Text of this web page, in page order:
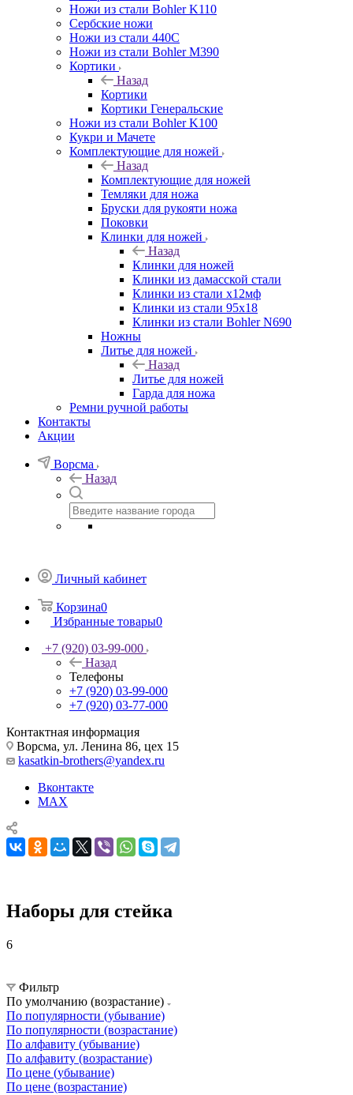
Ножи из стали Bohler K110
Сербские ножи
Ножи из стали 440С
Ножи из стали Bohler M390
Кортики
Назад
Кортики
Кортики Генеральские
Ножи из стали Bohler K100
Кукри и Мачете
Комплектующие для ножей
Назад
Комплектующие для ножей
Темляки для ножа
Бруски для рукояти ножа
Поковки
Клинки для ножей
Назад
Клинки для ножей
Клинки из дамасской стали
Клинки из стали х12мф
Клинки из стали 95х18
Клинки из стали Bohler N690
Ножны
Литье для ножей
Назад
Литье для ножей
Гарда для ножа
Ремни ручной работы
Контакты
Акции
Ворсма
Назад
Личный кабинет
Корзина0
Избранные товары0
+7 (920) 03-99-000
Назад
Телефоны
+7 (920) 03-99-000
+7 (920) 03-77-000
Контактная информация
Ворсма, ул. Ленина 86, цех 15
kasatkin-brothers@yandex.ru
Вконтакте
MAX
Наборы для стейка
6
Фильтр
По умолчанию (возрастание)
По популярности (убывание)
По популярности (возрастание)
По алфавиту (убывание)
По алфавиту (возрастание)
По цене (убывание)
По цене (возрастание)